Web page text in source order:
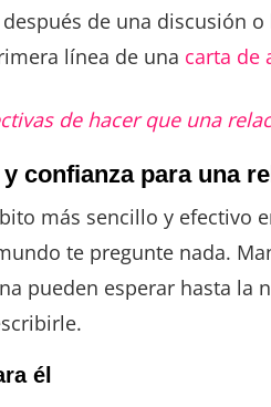
de una discusión
línea de una carta de
de hacer que una
confianza para una
más sencillo y
te pregunte nada.
pueden esperar hasta
él